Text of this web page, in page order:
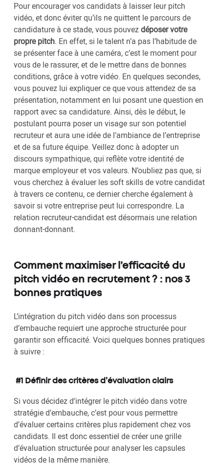
Pour encourager vos candidats à laisser leur pitch
vidéo, et donc éviter qu’ils ne quittent le parcours de
candidature à ce stade, vous pouvezdéposer votre
propre pitch. En effet, si le talent n’a pas l’habitude de
se présenter face à une caméra, c’est le moment pour
vous de le rassurer, et de le mettre dans de bonnes
conditions, grâce à votre vidéo. En quelques secondes,
vous pouvez lui expliquer ce que vous attendez de sa
présentation, notamment en lui posant une question en
rapport avec sa candidature. Ainsi, dès le début, le
postulant pourra poser un visage sur son potentiel
recruteur et aura une idée de l’ambiance de l’entreprise
et de sa future équipe. Veillez donc à adopter un
discours sympathique, qui reflète votre identité de
marque employeur et vos valeurs. N’oubliez pas que, si
vous cherchez à évaluer les soft skills de votre candidat
à travers ce contenu, ce dernier cherche également à
savoir si votre entreprise peut lui correspondre. La
relation recruteur-candidat est désormais une relation
donnant-donnant.
Comment maximiser l’efficacité du
pitch vidéo en recrutement ? : nos 3
bonnes pratiques
L’intégration du pitch vidéo dans son processus
d’embauche requiert une approche structurée pour
garantir son efficacité. Voici quelques bonnes pratiques
à suivre :
#1 Définir des critères d’évaluation clairs
Si vous décidez d’intégrer le pitch vidéo dans votre
stratégie d’embauche, c’est pour vous permettre
d’évaluer certains critères plus rapidement chez vos
candidats. Il est donc essentiel de créer une grille
d’évaluation structurée pour analyser les capsules
vidéos de la même manière.